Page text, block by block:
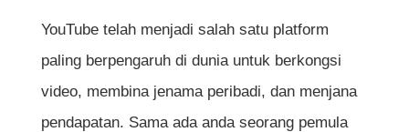
YouTube telah menjadi salah satu platform
paling berpengaruh di dunia untuk berkongsi
video, membina jenama peribadi, dan menjana
pendapatan. Sama ada anda seorang pemula